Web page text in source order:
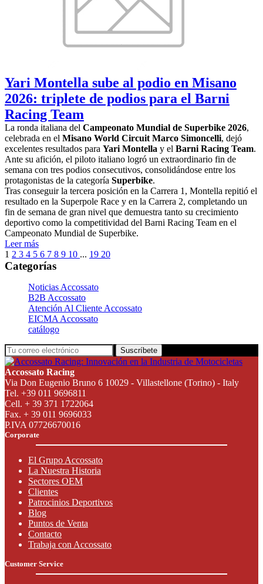
Yari Montella sube al podio en Misano
2026: triplete de podios para el Barni
Racing Team
La ronda italiana del Campeonato Mundial de Superbike 2026,
celebrada en el Misano World Circuit Marco Simoncelli, dejó
excelentes resultados para Yari Montella y el Barni Racing Team.
Ante su afición, el piloto italiano logró un extraordinario fin de
semana con tres podios consecutivos, consolidándose entre los
protagonistas de la categoría Superbike.
Tras conseguir la tercera posición en la Carrera 1, Montella repitió el
resultado en la Superpole Race y en la Carrera 2, completando un
fin de semana de gran nivel que demuestra tanto su crecimiento
deportivo como la competitividad del Barni Racing Team en el
Campeonato Mundial de Superbike.
Leer más
1 2 3 4 5 6 7 8 9 10 ... 19 20
Categorías
Noticias Accossato
B2B Accossato
Atención Al Cliente Accossato
EICMA Accossato
catálogo
Suscríbete
Accossato Racing
Via Don Eugenio Bruno 6 10029 - Villastellone (Torino) - Italy
Tel. +39 011 9696811
Cell. + 39 371 1722064
Fax. + 39 011 9696033
P.IVA 07726670016
Corporate
El Grupo Accossato
La Nuestra Historia
Sectores OEM
Clientes
Patrocinios Deportivos
Blog
Puntos de Venta
Contacto
Trabaja con Accossato
Customer Service